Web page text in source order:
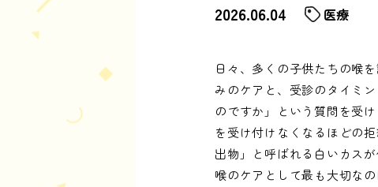
2026.06.04 医療
日々、多くの子供たちの喉
みのケアと、受診のタイミ
のですか」という質問を受
を受け付けなくなるほどの
出物」と呼ばれる白いカス
喉のケアとして最も大切な